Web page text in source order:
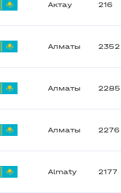
Актау 216
Алматы 2352
Алматы 2285
Алматы 2276
Almaty 2177